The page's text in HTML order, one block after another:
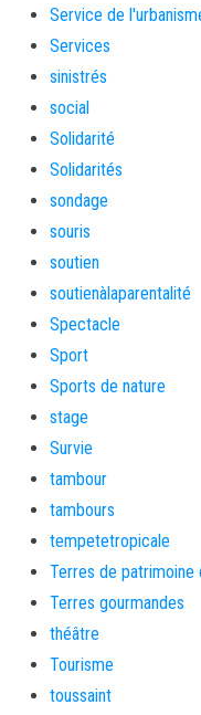
Service de
Services
sinistrés
social
Solidarité
Solidarités
sondage
souris
soutien
soutienàlaparentalité
Spectacle
Sport
Sports de nature
stage
Survie
tambour
tambours
tempetetropicale
Terres de patrimoine
Terres gourmandes
théâtre
Tourisme
toussaint